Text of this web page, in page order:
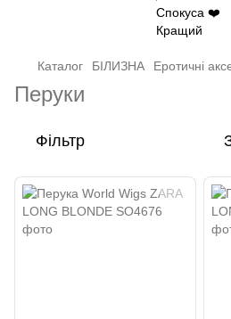
Каталог БІЛИЗНА Еротичні
Перуки
Фільтр